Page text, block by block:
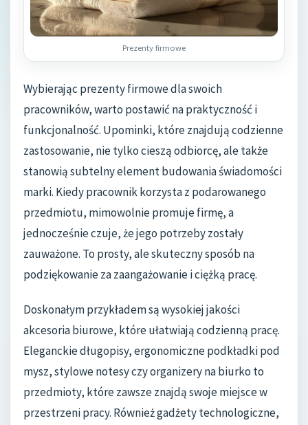
Prezenty firmowe
Wybierając prezenty firmowe dla swoich
pracowników, warto postawić na praktyczność i
funkcjonalność. Upominki, które znajdują codzienne
zastosowanie, nie tylko cieszą odbiorcę, ale także
stanowią subtelny element budowania świadomości
marki. Kiedy pracownik korzysta z podarowanego
przedmiotu, mimowolnie promuje firmę, a
jednocześnie czuje, że jego potrzeby zostały
zauważone. To prosty, ale skuteczny sposób na
podziękowanie za zaangażowanie i ciężką pracę.
Doskonałym przykładem są wysokiej jakości
akcesoria biurowe, które ułatwiają codzienną pracę.
Eleganckie długopisy, ergonomiczne podkładki pod
mysz, stylowe notesy czy organizery na biurko to
przedmioty, które zawsze znajdą swoje miejsce w
przestrzeni pracy. Również gadżety technologiczne,